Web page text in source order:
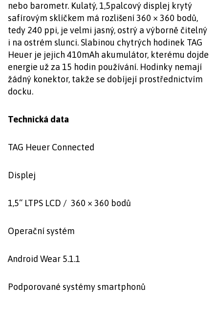
nebo barometr. Kulatý, 1,5palcový displej krytý
safírovým sklíčkem má rozlišení 360 × 360 bodů,
tedy 240 ppi, je velmi jasný, ostrý a výborně čitelný
i na ostrém slunci. Slabinou chytrých hodinek TAG
Heuer je jejich 410mAh akumulátor, kterému dojde
energie už za 15 hodin používání. Hodinky nemají
žádný konektor, takže se dobíjejí prostřednictvím
docku.
Technická data
TAG Heuer Connected
Displej
1,5“ LTPS LCD / 360 × 360 bodů
Operační systém
Android Wear 5.1.1
Podporované systémy smartphonů